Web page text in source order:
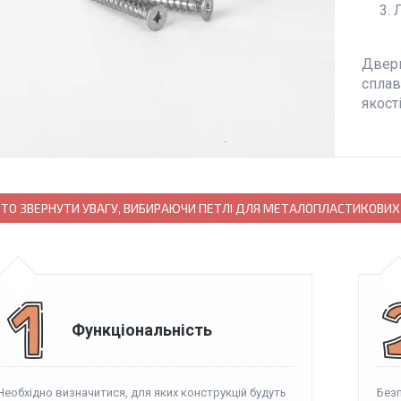
ЗВЕРНУТИ УВАГУ, ВИБИРАЮЧИ ПЕТЛІ ДЛЯ МЕТАЛОПЛАСТИКОВИХ
Функціональність
визначитися, для яких конструкцій будуть